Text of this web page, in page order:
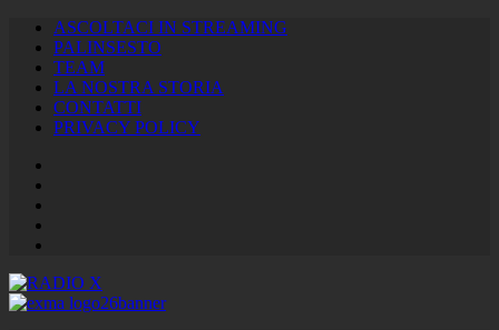
ASCOLTACI IN STREAMING
PALINSESTO
TEAM
LA NOSTRA STORIA
CONTATTI
PRIVACY POLICY